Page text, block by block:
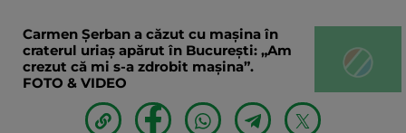
Carmen Șerban a căzut cu mașina în
craterul uriaș apărut în București: „Am
crezut că mi s-a zdrobit mașina”.
FOTO & VIDEO